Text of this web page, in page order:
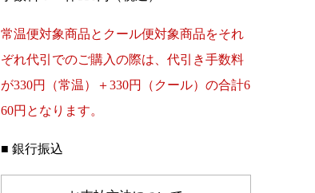
常温便対象商品とクール便対象商品をそれ
ぞれ代引でのご購入の際は、代引き手数料
が330円（常温）＋330円（クール）の合計6
60円となります。
■ 銀行振込